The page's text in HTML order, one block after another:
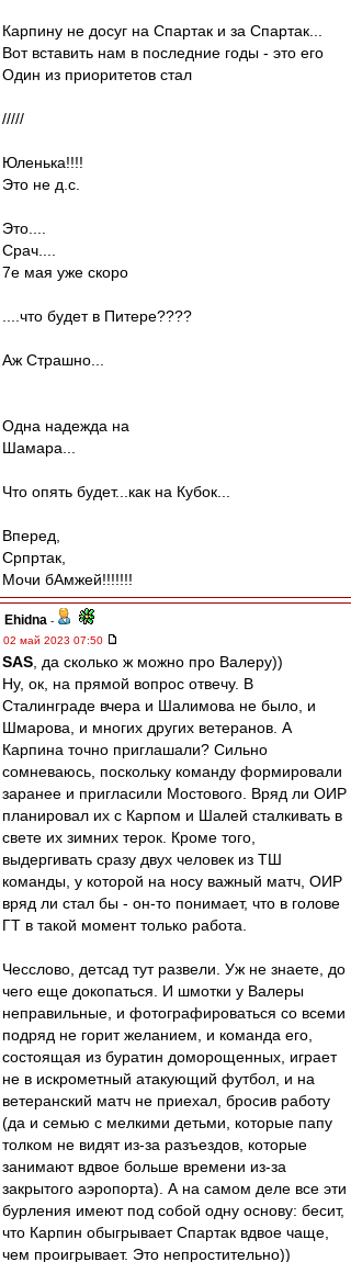
Карпину не досуг на Спартак и за Спартак...
Вот вставить нам в последние годы - это его
Один из приоритетов стал
/////
Юленька!!!!
Это не д.с.
Это....
Срач....
7е мая уже скоро
....что будет в Питере????
Аж Страшно...
Одна надежда на
Шамара...
Что опять будет...как на Кубок...
Вперед,
Cрпртак,
Мочи бАмжей!!!!!!!
Ehidna -
02 май 2023 07:50
SAS , да сколько ж можно про Валеру))
Ну, ок, на прямой вопрос отвечу. В
Сталинграде вчера и Шалимова не было, и
Шмарова, и многих других ветеранов. А
Карпина точно приглашали? Сильно
сомневаюсь, поскольку команду формировали
заранее и пригласили Мостового. Вряд ли ОИР
планировал их с Карпом и Шалей сталкивать в
свете их зимних терок. Кроме того,
выдергивать сразу двух человек из ТШ
команды, у которой на носу важный матч, ОИР
вряд ли стал бы - он-то понимает, что в голове
ГТ в такой момент только работа.
Чесслово, детсад тут развели. Уж не знаете, до
чего еще докопаться. И шмотки у Валеры
неправильные, и фотографироваться со всеми
подряд не горит желанием, и команда его,
состоящая из буратин доморощенных, играет
не в искрометный атакующий футбол, и на
ветеранский матч не приехал, бросив работу
(да и семью с мелкими детьми, которые папу
толком не видят из-за разъездов, которые
занимают вдвое больше времени из-за
закрытого аэропорта). А на самом деле все эти
бурления имеют под собой одну основу: бесит,
что Карпин обыгрывает Спартак вдвое чаще,
чем проигрывает. Это непростительно))